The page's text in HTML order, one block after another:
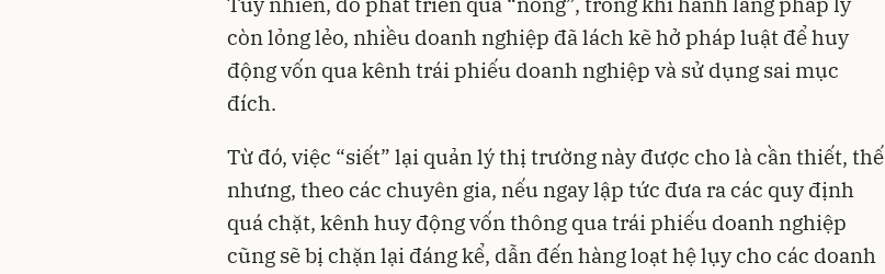
còn lỏng lẻo, nhiều doanh nghiệp đã lách kẽ hở pháp luật để huy
động vốn qua kênh trái phiếu doanh nghiệp và sử dụng sai mục
đích.
Từ đó, việc “siết” lại quản lý thị trường này được cho là cần thiết, thế
nhưng, theo các chuyên gia, nếu ngay lập tức đưa ra các quy định
quá chặt, kênh huy động vốn thông qua trái phiếu doanh nghiệp
cũng sẽ bị chặn lại đáng kể, dẫn đến hàng loạt hệ lụy cho các doanh